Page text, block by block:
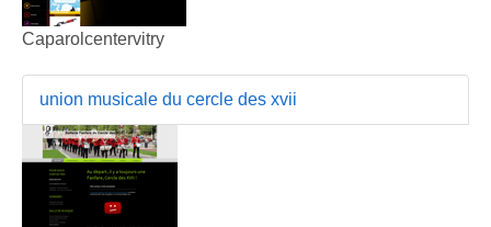
Caparolcentervitry
union musicale du cercle des xvii